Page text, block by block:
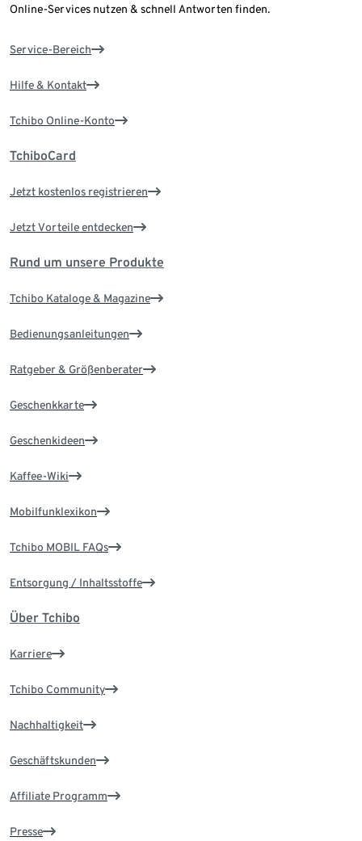
Online-Services nutzen & schnell Antworten finden.
Service-Bereich
Hilfe & Kontakt
Tchibo Online-Konto
TchiboCard
Jetzt kostenlos registrieren
Jetzt Vorteile entdecken
Rund um unsere Produkte
Tchibo Kataloge & Magazine
Bedienungsanleitungen
Ratgeber & Größenberater
Geschenkkarte
Geschenkideen
Kaffee-Wiki
Mobilfunklexikon
Tchibo MOBIL FAQs
Entsorgung / Inhaltsstoffe
Über Tchibo
Karriere
Tchibo Community
Nachhaltigkeit
Geschäftskunden
Affiliate Programm
Presse